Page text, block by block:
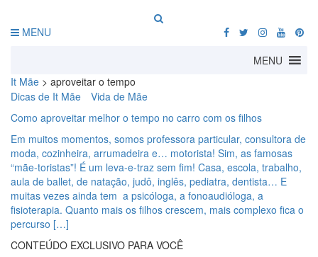
MENU
MENU
It Mãe > aproveitar o tempo
Dicas de It Mãe
Vida de Mãe
Como aproveitar melhor o tempo no carro com os filhos
Em muitos momentos, somos professora particular, consultora de
moda, cozinheira, arrumadeira e… motorista! Sim, as famosas
“mãe-toristas”! É um leva-e-traz sem fim! Casa, escola, trabalho,
aula de ballet, de natação, judô, inglês, pediatra, dentista… E
muitas vezes ainda tem a psicóloga, a fonoaudióloga, a
fisioterapia. Quanto mais os filhos crescem, mais complexo fica o
percurso […]
CONTEÚDO EXCLUSIVO PARA VOCÊ